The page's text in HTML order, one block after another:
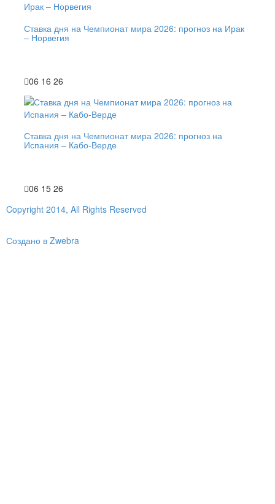
Ставка дня на Чемпионат мира 2026: прогноз на Ирак
– Норвегия
06 16 26
Ставка дня на Чемпионат мира 2026: прогноз на
Испания – Кабо-Верде
06 15 26
Copyright 2014, All Rights Reserved
Создано в Zwebra